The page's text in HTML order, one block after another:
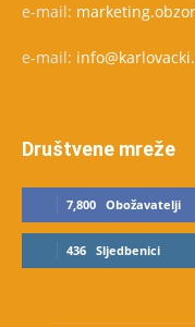
e-mail:
e-mail:
Društvene mreže
7,800 Obožavatelji
436 Sljedbenici